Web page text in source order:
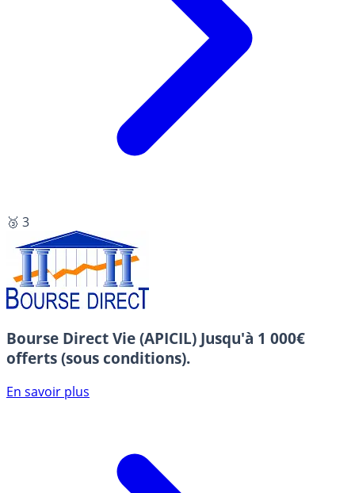
🥉 3
Bourse Direct Vie (APICIL) Jusqu'à 1 000€
offerts (sous conditions).
En savoir plus